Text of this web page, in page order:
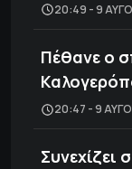
20:49 - 9
Πέθανε ο
20:47 - 9
Συνεχίζει